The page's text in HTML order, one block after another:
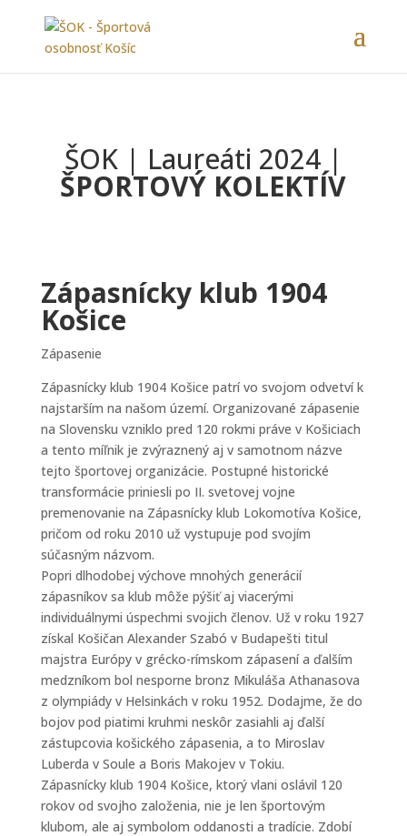
ŠOK | Laureáti 2024 |
ŠPORTOVÝ KOLEKTÍV
Zápasnícky klub 1904
Košice
Zápasenie
Zápasnícky klub 1904 Košice patrí vo svojom odvetví k
najstarším na našom území. Organizované zápasenie
na Slovensku vzniklo pred 120 rokmi práve v Košiciach
a tento míľnik je zvýraznený aj v samotnom názve
tejto športovej organizácie. Postupné historické
transformácie priniesli po II. svetovej vojne
premenovanie na Zápasnícky klub Lokomotíva Košice,
pričom od roku 2010 už vystupuje pod svojím
súčasným názvom.
Popri dlhodobej výchove mnohých generácií
zápasníkov sa klub môže pýšiť aj viacerými
individuálnymi úspechmi svojich členov. Už v roku 1927
získal Košičan Alexander Szabó v Budapešti titul
majstra Európy v grécko-rímskom zápasení a ďalším
medzníkom bol nesporne bronz Mikuláša Athanasova
z olympiády v Helsinkách v roku 1952. Dodajme, že do
bojov pod piatimi kruhmi neskôr zasiahli aj ďalší
zástupcovia košického zápasenia, a to Miroslav
Luberda v Soule a Boris Makojev v Tokiu.
Zápasnícky klub 1904 Košice, ktorý vlani oslávil 120
rokov od svojho založenia, nie je len športovým
klubom, ale aj symbolom oddanosti a tradície. Zdobí